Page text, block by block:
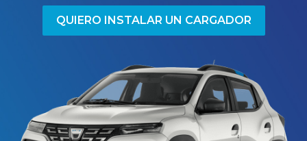
QUIERO INSTALAR UN CARGADOR